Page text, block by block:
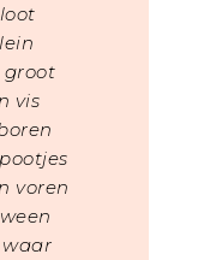
groot
vis
voren